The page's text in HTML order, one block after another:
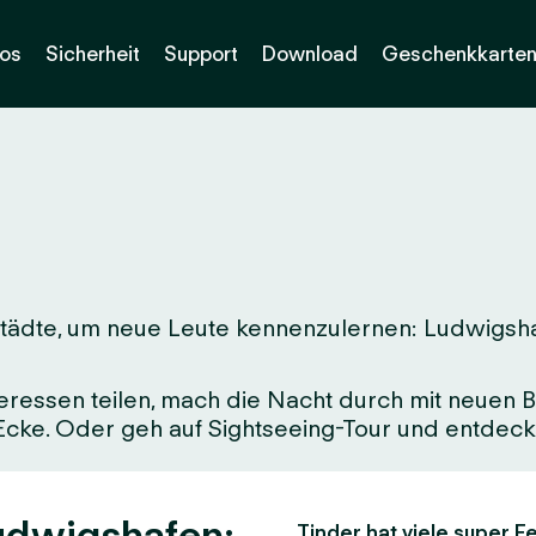
Sicherheit Support Download Geschenkkarten
um neue Leute kennenzulernen:
teilen, mach die Nacht durch mit neuen
Oder geh auf Sightseeing-Tour und